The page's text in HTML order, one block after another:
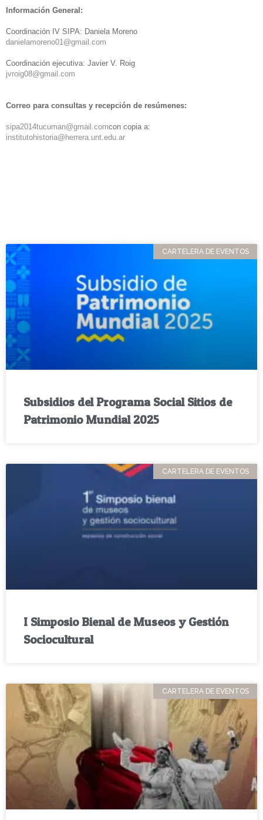
Información General:
Coordinación IV SIPA: Daniela Moreno
danielamoreno01@gmail.com
Coordinación ejecutiva: Javier V. Roig
jvroig08@gmail.com
Correo para consultas y recepción de resúmenes:
sipa2014tucuman@gmail.comcon copia a:
institutohistoria@herrera.unt.edu.ar
CARTELERA DE EVENTOS
Subsidios del Programa Social Sitios de
Patrimonio Mundial 2025
CARTELERA DE EVENTOS
I Simposio Bienal de Museos y Gestión
Sociocultural
CARTELERA DE EVENTOS